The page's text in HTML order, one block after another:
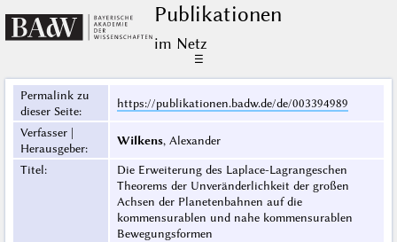
Publikationen
im Netz
☰
Permalink zu
dieser Seite:
https://publikationen.badw.de/de/003394989
Verfasser |
Herausgeber:
Wilkens, Alexander
Titel:
Die Erweiterung des Laplace-Lagrangeschen
Theorems der Unveränderlichkeit der großen
Achsen der Planetenbahnen auf die
kommensurablen und nahe kommensurablen
Bewegungsformen